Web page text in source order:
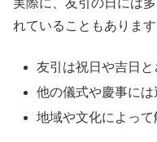
実際に、友引の日には
れていることもあります
友引は祝日や吉日
他の儀式や慶事に
地域や文化によっ